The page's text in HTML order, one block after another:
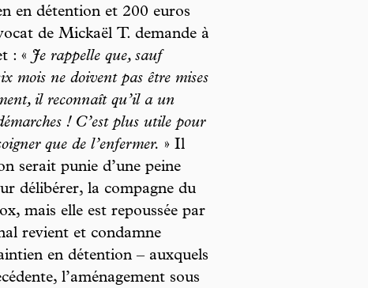
en détention et 200 euros
de Mickaël T. demande à
: «Je rappelle que, sauf
mois ne doivent pas être mises
il reconnaît qu’il a un
! C’est plus utile pour
que de l’enfermer. » Il
serait punie d’une peine
délibérer, la compagne du
mais elle est repoussée par
revient et condamne
en détention – auxquels
l’aménagement sous